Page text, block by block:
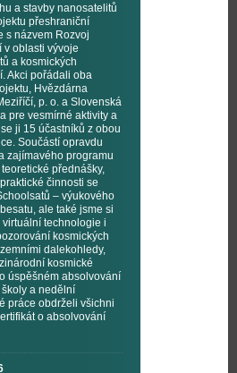
a stavby nanosatelitů
přeshraniční
s názvem Rozvoj
v oblasti vývoje
a kosmických
Akci pořádali oba
Hvězdárna
p. o. a Slovenská
pre vesmírné aktivity a
ji 15 účastníků z obou
Součástí opravdu
zajímavého programu
přednášky,
činnosti se
– výukového
ale také jsme si
technologie i
kosmických
dalekohledy,
kosmické
úspěšném absolvování
a nedělní
práce obdrželi všichni
o absolvování